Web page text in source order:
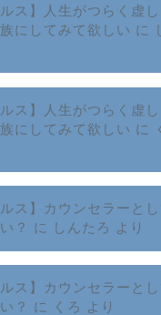
ルス】人生がつらく虚
にしてみて欲しい に
ルス】人生がつらく虚
にしてみて欲しい に
ルス】カウンセラーと
？
に しんたろ より
ルス】カウンセラーと
？
に くろ より